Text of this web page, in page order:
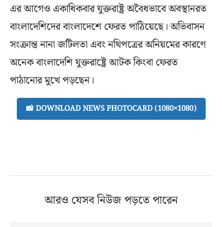
এর আগেও একাধিকবার যুক্তরাষ্ট্র অবৈধভাবে অবস্থানরত
বাংলাদেশিদের বাংলাদেশে ফেরত পাঠিয়েছে। অভিবাসন
সংক্রান্ত নানা জটিলতা এবং নথিপত্রের অনিয়মের কারণে
অনেক বাংলাদেশি যুক্তরাষ্ট্রে আটক কিংবা ফেরত
পাঠানোর মুখে পড়ছেন।
📸 DOWNLOAD NEWS PHOTOCARD (1080×1080)
আরও যেসব নিউজ পড়তে পারেন